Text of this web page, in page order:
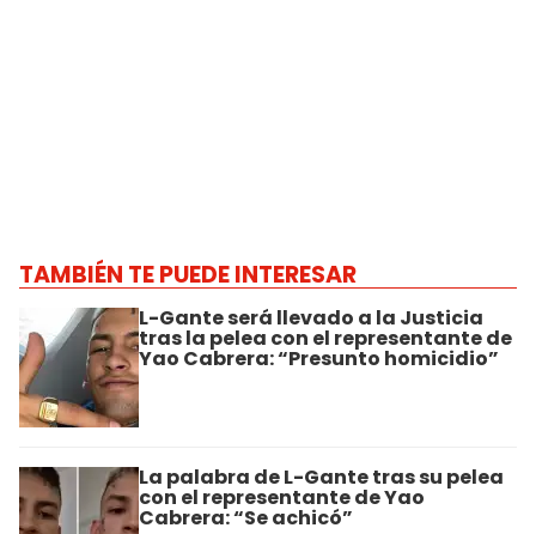
TAMBIÉN TE PUEDE INTERESAR
L-Gante será llevado a la Justicia
tras la pelea con el representante de
Yao Cabrera: “Presunto homicidio”
La palabra de L-Gante tras su pelea
con el representante de Yao
Cabrera: “Se achicó”